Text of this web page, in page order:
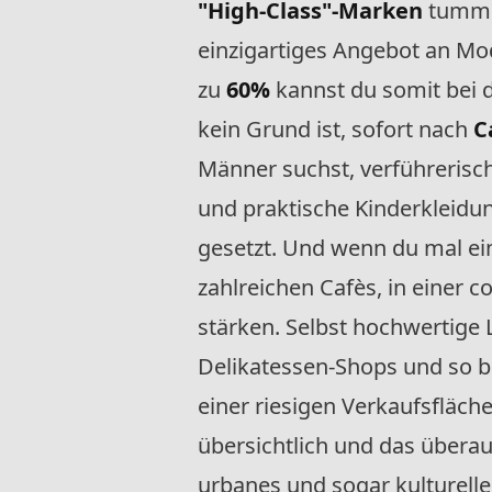
"High-Class"-Marken
einzigartiges Angebot an
zu 60% kannst du somit bei
kein Grund ist, sofort nach
Männer suchst,
und praktische
gesetzt. Und wenn du mal
zahlreichen Cafès, in einer
stärken. Selbst
Delikatessen-Shops und so
einer riesigen
übersichtlich und das
urbanes und sogar